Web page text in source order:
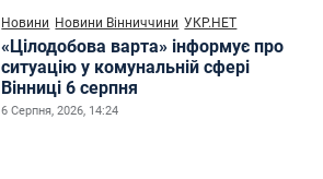
Новини Новини Вінниччини УКР.НЕТ
«Цілодобова варта» інформує про
ситуацію у комунальній сфері
Вінниці 6 серпня
6 Серпня, 2026, 14:24